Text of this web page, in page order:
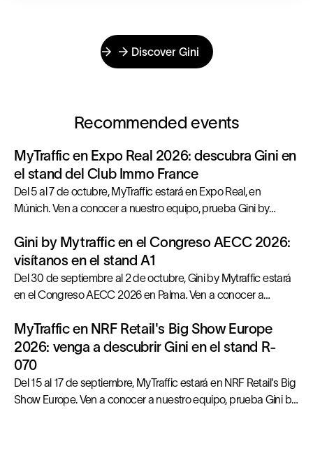
Discover Gini
Recommended events
MyTraffic en Expo Real 2026: descubra Gini en
el stand del Club Immo France
Del 5 al 7 de octubre, MyTraffic estará en Expo Real, en
Múnich. Ven a conocer a nuestro equipo, prueba Gini by
próximas decisiones inmobiliarias.
Gini by Mytraffic en el Congreso AECC 2026:
visítanos en el stand A1
Del 30 de septiembre al 2 de octubre, Gini by Mytraffic estará
en el Congreso AECC 2026 en Palma. Ven a conocer a
concretas para tus próximas decisiones de ubicación.
MyTraffic en NRF Retail's Big Show Europe
2026: venga a descubrir Gini en el stand R-
070
Del 15 al 17 de septiembre, MyTraffic estará en NRF Retail's Big
Show Europe. Ven a conocer a nuestro equipo, prueba Gini by